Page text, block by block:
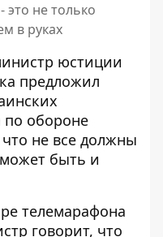
не только
в руках
юстиции
предложил
по обороне
не все должны
быть и
телемарафона
говорит, что